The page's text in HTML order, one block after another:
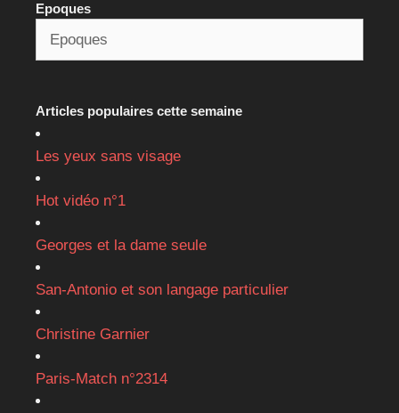
Epoques
Articles populaires cette semaine
Les yeux sans visage
Hot vidéo n°1
Georges et la dame seule
San-Antonio et son langage particulier
Christine Garnier
Paris-Match n°2314